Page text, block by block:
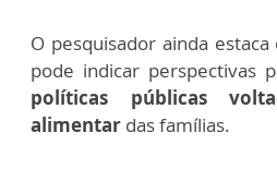
O pesquisador ainda
pode indicar perspectivas
políticas públicas
alimentar das famílias.